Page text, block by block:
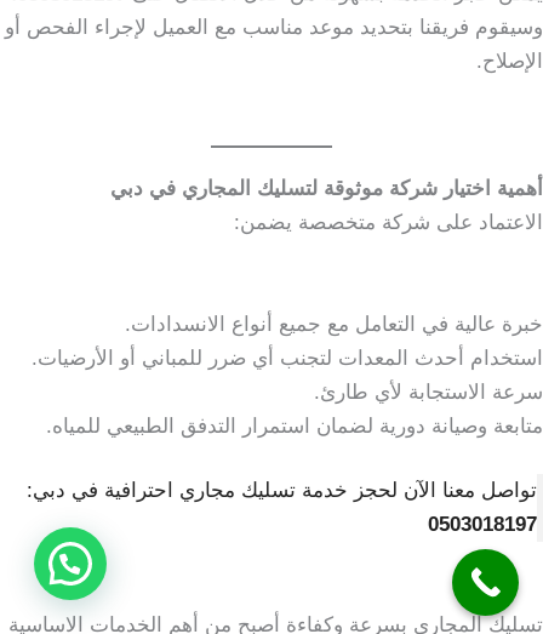
وسيقوم فريقنا بتحديد موعد مناسب مع العميل لإجراء الفحص أو
الإصلاح.
أهمية اختيار شركة موثوقة لتسليك المجاري في دبي
الاعتماد على شركة متخصصة يضمن:
خبرة عالية في التعامل مع جميع أنواع الانسدادات.
استخدام أحدث المعدات لتجنب أي ضرر للمباني أو الأرضيات.
سرعة الاستجابة لأي طارئ.
متابعة وصيانة دورية لضمان استمرار التدفق الطبيعي للمياه.
تواصل معنا الآن لحجز خدمة تسليك مجاري احترافية في دبي:
0503018197
تسليك المجاري بسرعة وكفاءة أصبح من أهم الخدمات الاساسية